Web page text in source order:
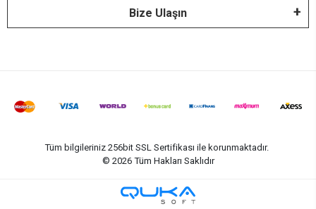
Bize Ulaşın
Tüm bilgileriniz 256bit SSL Sertifikası ile korunmaktadır.
© 2026 Tüm Hakları Saklıdır